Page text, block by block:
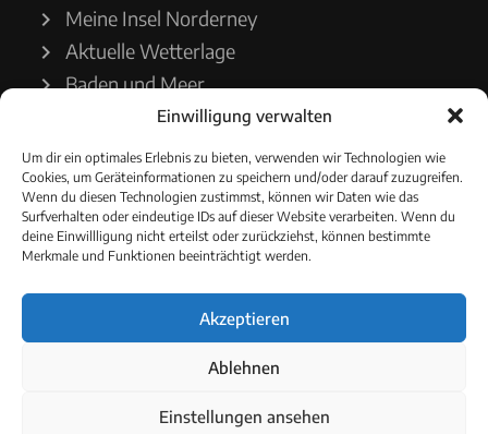
Einwilligung verwalten
Um dir ein optimales Erlebnis zu bieten, verwenden wir Technologien wie
Cookies, um Geräteinformationen zu speichern und/oder darauf zuzugreifen.
Wenn du diesen Technologien zustimmst, können wir Daten wie das
Surfverhalten oder eindeutige IDs auf dieser Website verarbeiten. Wenn du
deine Einwillligung nicht erteilst oder zurückziehst, können bestimmte
Merkmale und Funktionen beeinträchtigt werden.
Akzeptieren
Ablehnen
Einstellungen ansehen
Meine Insel Norderney
Aktuelle Wetterlage
Baden und Meer
Wetterdienst
Wasserstände
Schiffsverkehr